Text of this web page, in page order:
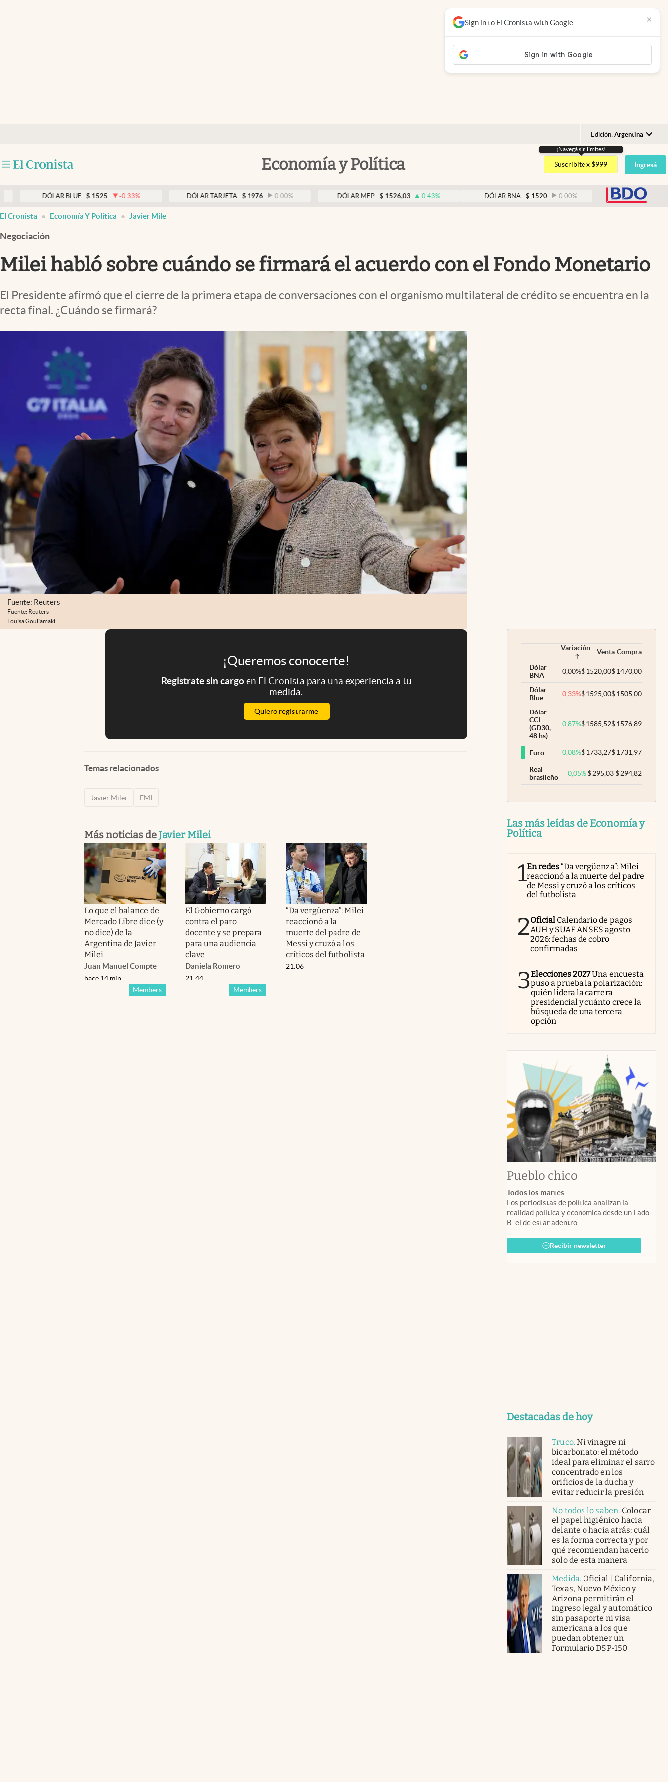
Edición: Argentina
Argentina
España
USA
Economía y Política
Clima
abre en nueva pestaña
¡Navegá sin limites!
Suscribite x $999 Ingresá
DÓLAR BLUE $ 1525 -0.33% DÓLAR TARJETA $ 1976 0.00% DÓLAR MEP $ 1526,03 0.43% DÓLAR BNA $ 1520 0.00% DÓLAR BLUE
Sign in to El Cronista with Google ×
El Cronista Economía Y Política Javier Milei
Negociación
Milei habló sobre cuándo se firmará el acuerdo con el Fondo Monetario
El Presidente afirmó que el cierre de la primera etapa de conversaciones con el organismo multilateral de crédito se encuentra en la
recta final. ¿Cuándo se firmará?
Fuente: Reuters
Fuente: Reuters
Louisa Gouliamaki
¡Queremos conocerte!
Registrate sin cargoen El Cronista para una experiencia a tu
medida.
Quiero registrarme
Temas relacionados
Javier Milei FMI
Más noticias deJavier Milei
Lo que el balance de
Mercado Libre dice (y
no dice) de la
Argentina de Javier
Milei
Juan Manuel Compte
Members
hace 14 min
El Gobierno cargó
contra el paro
docente y se prepara
para una audiencia
clave
Daniela Romero
Members
21:44
“Da vergüenza”: Milei
reaccionó a la
muerte del padre de
Messi y cruzó a los
críticos del futbolista
21:06
Variación Venta Compra
Dólar
BNA
0,00%$1520,00$1470,00
Dólar
Blue
-0,33%$1525,00$1505,00
Dólar
CCL
(GD30,
48 hs)
0,87%$1585,52$1576,89
Euro 0,08%$1733,27$1731,97
Real
brasileño
0,05% $295,03 $294,82
Las más leídas de Economía y
Política
1En redes“Da vergüenza”: Milei
reaccionó a la muerte del padre
de Messi y cruzó a los críticos
del futbolista
2Oficial Calendario de pagos
AUH y SUAF ANSES agosto
2026: fechas de cobro
confirmadas
3Elecciones 2027Una encuesta
puso a prueba la polarización:
quién lidera la carrera
presidencial y cuánto crece la
búsqueda de una tercera
opción
Pueblo chico
Todos los martes
Los periodistas de política analizan la
realidad política y económica desde un Lado
B: el de estar adentro.
Recibir newsletter
Destacadas de hoy
Truco.Ni vinagre ni
bicarbonato: el método
ideal para eliminar el sarro
concentrado en los
orificios de la ducha y
evitar reducir la presión
No todos lo saben. Colocar
el papel higiénico hacia
delante o hacia atrás: cuál
es la forma correcta y por
qué recomiendan hacerlo
solo de esta manera
Medida. Oficial | California,
Texas, Nuevo México y
Arizona permitirán el
ingreso legal y automático
sin pasaporte ni visa
americana a los que
puedan obtener un
Formulario DSP-150